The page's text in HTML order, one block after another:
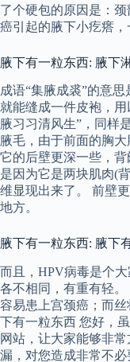
了个硬包的原因是：
癌引起的腋下小疙瘩，
腋下有一粒东西: 腋下
成语“集腋成裘”的意
就能缝成一件皮袍，
腋习习清风生”，同样
腋毛，由于前面的胸大
它的后壁更深一些，
是因为它是两块肌肉(
维显现出来了。 前壁
地方。
腋下有一粒东西: 腋下
而且，HPV病毒是个
各不相同，有重有轻
容易患上宫颈癌；而
下有一粒东西 您好，
网站，让大家能够非
漏，对您造成非常不